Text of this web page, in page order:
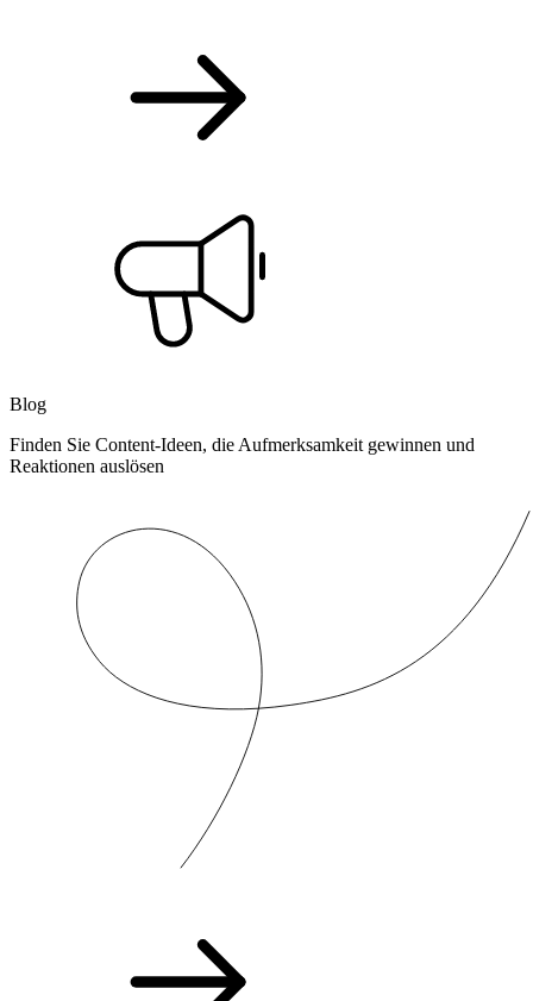
Blog
Finden Sie Content-Ideen, die Aufmerksamkeit gewinnen und
Reaktionen auslösen